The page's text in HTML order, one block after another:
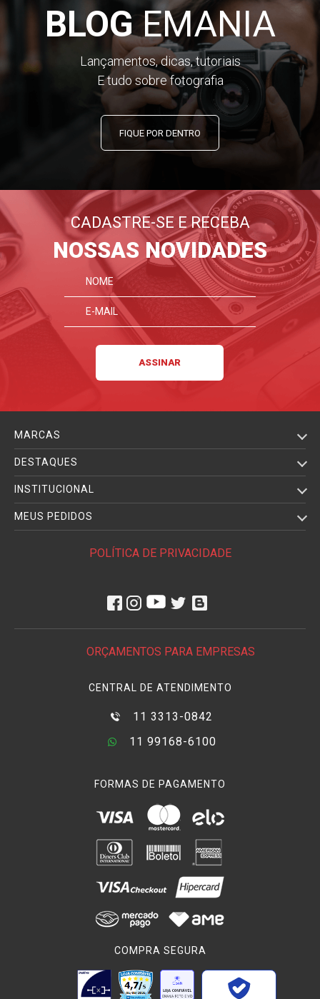
BLOGEMANIA
Lançamentos, dicas, tutoriais
E tudo sobre fotografia
FIQUE POR DENTRO
CADASTRE-SE E RECEBA
NOSSAS NOVIDADES
MARCAS
DESTAQUES
INSTITUCIONAL
MEUS PEDIDOS
POLÍTICA DE PRIVACIDADE
ORÇAMENTOS PARA EMPRESAS
CENTRAL DE ATENDIMENTO
11 3313-0842
11 99168-6100
FORMAS DE PAGAMENTO
COMPRA SEGURA